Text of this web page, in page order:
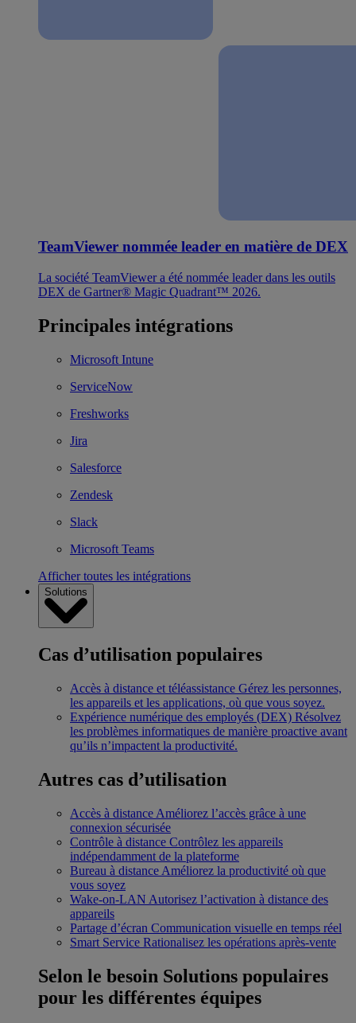
TeamViewer nommée leader en matière de DEX
La société TeamViewer a été nommée leader dans les outils
DEX de Gartner® Magic Quadrant™ 2026.
Principales intégrations
Microsoft Intune
ServiceNow
Freshworks
Jira
Salesforce
Zendesk
Slack
Microsoft Teams
Afficher toutes les intégrations
Solutions
Cas d’utilisation populaires
Accès à distance et téléassistance Gérez les personnes,
les appareils et les applications, où que vous soyez.
Expérience numérique des employés (DEX) Résolvez
les problèmes informatiques de manière proactive avant
qu’ils n’impactent la productivité.
Autres cas d’utilisation
Accès à distance Améliorez l’accès grâce à une
connexion sécurisée
Contrôle à distance Contrôlez les appareils
indépendamment de la plateforme
Bureau à distance Améliorez la productivité où que
vous soyez
Wake-on-LAN Autorisez l’activation à distance des
appareils
Partage d’écran Communication visuelle en temps réel
Smart Service Rationalisez les opérations après-vente
Selon le besoin Solutions populaires
pour les différentes équipes